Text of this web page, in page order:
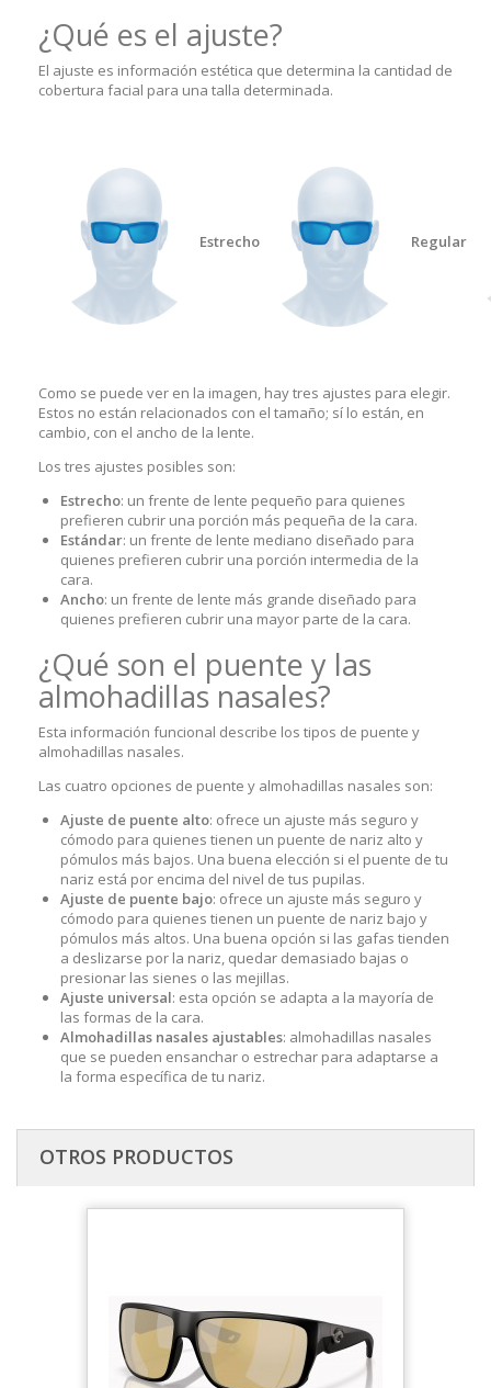
¿Qué es el ajuste?
El ajuste es información estética que determina la cantidad de
cobertura facial para una talla determinada.
Estrecho Regular
Como se puede ver en la imagen, hay tres ajustes para elegir.
Estos no están relacionados con el tamaño; sí lo están, en
cambio, con el ancho de la lente.
Los tres ajustes posibles son:
Estrecho: un frente de lente pequeño para quienes
prefieren cubrir una porción más pequeña de la cara.
Estándar: un frente de lente mediano diseñado para
quienes prefieren cubrir una porción intermedia de la
cara.
Ancho: un frente de lente más grande diseñado para
quienes prefieren cubrir una mayor parte de la cara.
¿Qué son el puente y las
almohadillas nasales?
Esta información funcional describe los tipos de puente y
almohadillas nasales.
Las cuatro opciones de puente y almohadillas nasales son:
Ajuste de puente alto: ofrece un ajuste más seguro y
cómodo para quienes tienen un puente de nariz alto y
pómulos más bajos. Una buena elección si el puente de tu
nariz está por encima del nivel de tus pupilas.
Ajuste de puente bajo: ofrece un ajuste más seguro y
cómodo para quienes tienen un puente de nariz bajo y
pómulos más altos. Una buena opción si las gafas tienden
a deslizarse por la nariz, quedar demasiado bajas o
presionar las sienes o las mejillas.
Ajuste universal: esta opción se adapta a la mayoría de
las formas de la cara.
Almohadillas nasales ajustables: almohadillas nasales
que se pueden ensanchar o estrechar para adaptarse a
la forma específica de tu nariz.
OTROS PRODUCTOS